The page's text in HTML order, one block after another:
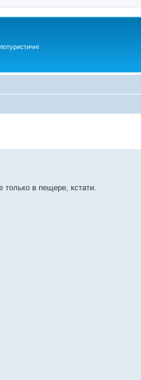
в пещере, кстати.